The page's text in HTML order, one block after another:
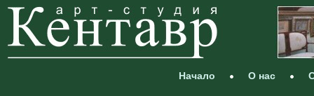
Начало О нас